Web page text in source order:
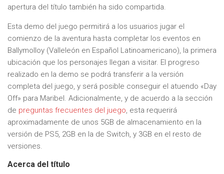
apertura del título también ha sido compartida.
Esta demo del juego permitirá a los usuarios jugar el
comienzo de la aventura hasta completar los eventos en
Ballymolloy (Valleleón en Español Latinoamericano), la primera
ubicación que los personajes llegan a visitar. El progreso
realizado en la demo se podrá transferir a la versión
completa del juego, y será posible conseguir el atuendo «Day
Off» para Maribel. Adicionalmente, y de acuerdo a la sección
de preguntas frecuentes del juego, esta requerirá
aproximadamente de unos 5GB de almacenamiento en la
versión de PS5, 2GB en la de Switch, y 3GB en el resto de
versiones.
Acerca del título